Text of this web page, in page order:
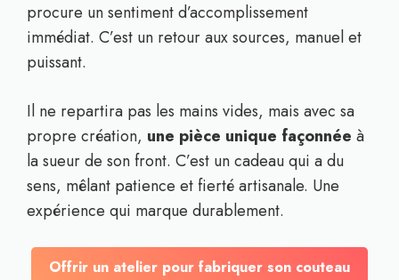
procure un sentiment d’accomplissement
immédiat. C’est un retour aux sources, manuel et
puissant.
Il ne repartira pas les mains vides, mais avec sa
propre création, une pièce unique façonnée à
la sueur de son front. C’est un cadeau qui a du
sens, mêlant patience et fierté artisanale. Une
expérience qui marque durablement.
Offrir un atelier pour fabriquer son couteau